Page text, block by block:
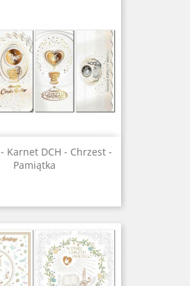
- Karnet DCH - Chrzest -
Pamiątka